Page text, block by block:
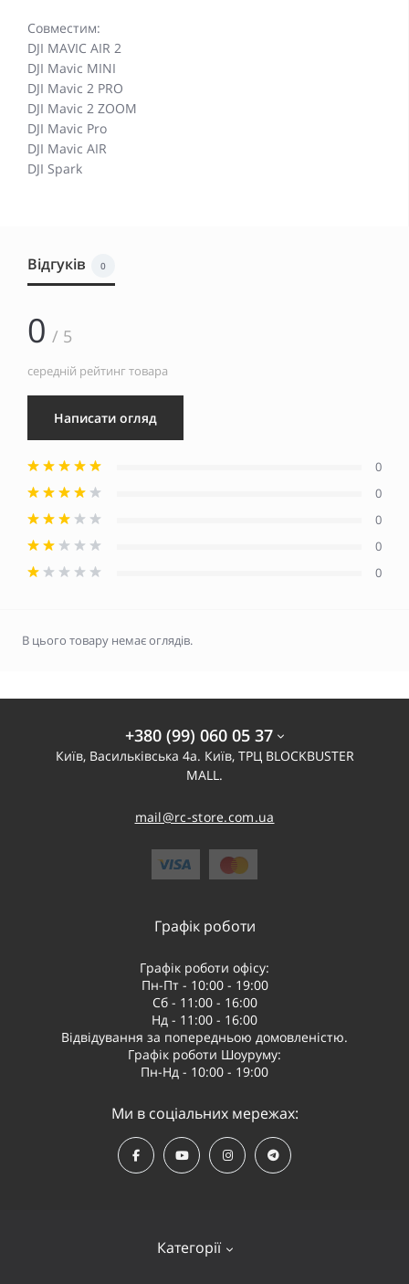
Совместим:
DJI MAVIC AIR 2
DJI Mavic MINI
DJI Mavic 2 PRO
DJI Mavic 2 ZOOM
DJI Mavic Pro
DJI Mavic AIR
DJI Spark
Відгуків 0
0 / 5
середній рейтинг товара
Написати огляд
0
0
0
0
0
В цього товару немає оглядів.
+380 (99) 060 05 37
Київ, Васильківська 4а. Київ, ТРЦ BLOCKBUSTER
MALL.
mail@rc-store.com.ua
Категорії
Графік роботи
Графік роботи офісу:
Пн-Пт - 10:00 - 19:00
Сб - 11:00 - 16:00
Нд - 11:00 - 16:00
Відвідування за попередньою домовленістю.
Графік роботи Шоуруму:
Пн-Нд - 10:00 - 19:00
Ми в соціальних мережах: